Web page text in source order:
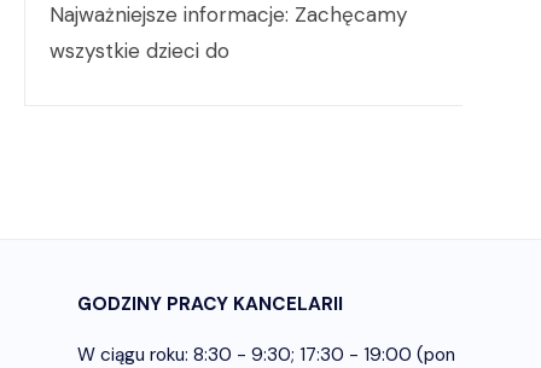
Najważniejsze informacje: Zachęcamy
wszystkie dzieci do
GODZINY PRACY KANCELARII
W ciągu roku: 8:30 - 9:30; 17:30 - 19:00 (pon